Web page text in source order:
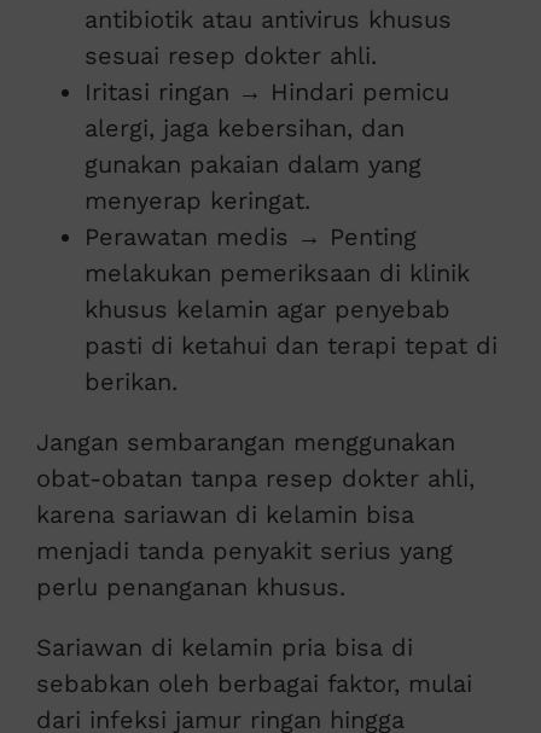
antibiotik atau antivirus khusus
sesuai resep dokter ahli.
Iritasi ringan → Hindari pemicu
alergi, jaga kebersihan, dan
gunakan pakaian dalam yang
menyerap keringat.
Perawatan medis → Penting
melakukan pemeriksaan di klinik
khusus kelamin agar penyebab
pasti di ketahui dan terapi tepat di
berikan.
Jangan sembarangan menggunakan
obat-obatan tanpa resep dokter ahli,
karena sariawan di kelamin bisa
menjadi tanda penyakit serius yang
perlu penanganan khusus.
Sariawan di kelamin pria bisa di
sebabkan oleh berbagai faktor, mulai
dari infeksi jamur ringan hingga